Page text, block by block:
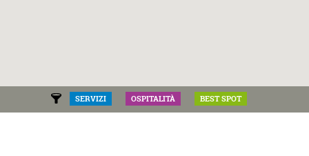
SERVIZI OSPITALITÀ BEST SPOT